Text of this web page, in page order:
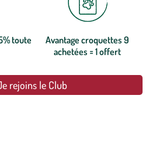
toute
Avantage croquettes 9
achetées = 1 offert
rejoins le Club